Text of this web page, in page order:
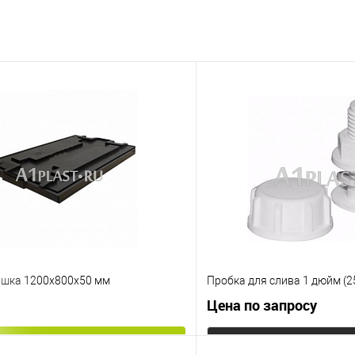
1200х800х50 мм Пробка для слива 1 дюйм
Цена по запросу